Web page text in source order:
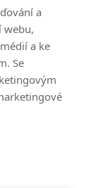
a
webu,
a ke
Se